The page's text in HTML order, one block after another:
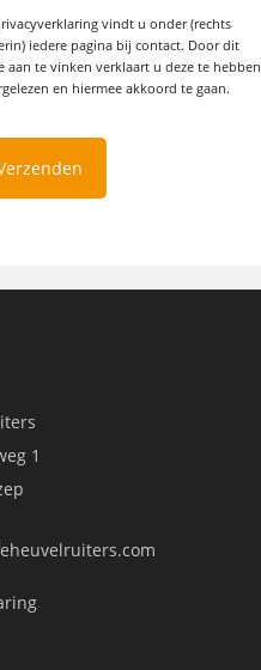
vindt u onder (rechts
iedere pagina bij contact. Door dit
aan te vinken verklaart u deze te hebben
en hiermee akkoord te gaan.
1